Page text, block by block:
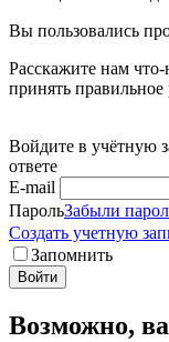
Вы пользовались
Расскажите нам
принять
Войдите в учётную
ответе
E-mail
ПарольЗабыли
Создать учетную
Запомнить
Войти
Возможно,